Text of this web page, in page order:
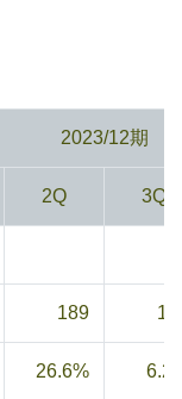
2023/12期
2Q 3Q
189
26.6%